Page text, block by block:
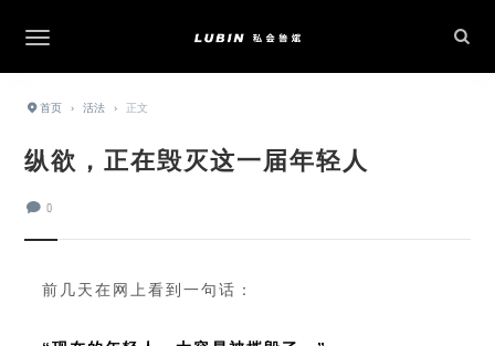
首页 › 活法 › 正文
纵欲，正在毁灭这一届年轻人
0
前几天在网上看到一句话：